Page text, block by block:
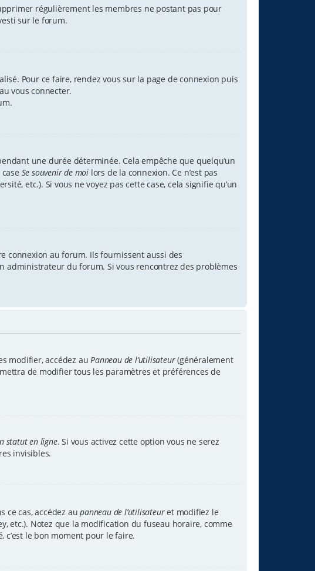
régulièrement les membres ne postant pas pour
sur le forum.
Pour ce faire, rendez vous sur la page de connexion puis
vous connecter.
une durée déterminée. Cela empêche que quelqu’un
Se souvenir de moi lors de la connexion. Ce n’est pas
etc.). Si vous ne voyez pas cette case, cela signifie qu’un
connexion au forum. Ils fournissent aussi des
administrateur du forum. Si vous rencontrez des problèmes
modifier, accédez au Panneau de l’utilisateur(généralement
de modifier tous les paramètres et préférences de
statut en ligne. Si vous activez cette option vous ne serez
invisibles.
ce cas, accédez aupanneau de l’utilisateuret modifiez le
etc.). Notez que la modification du fuseau horaire, comme
c’est le bon moment pour le faire.